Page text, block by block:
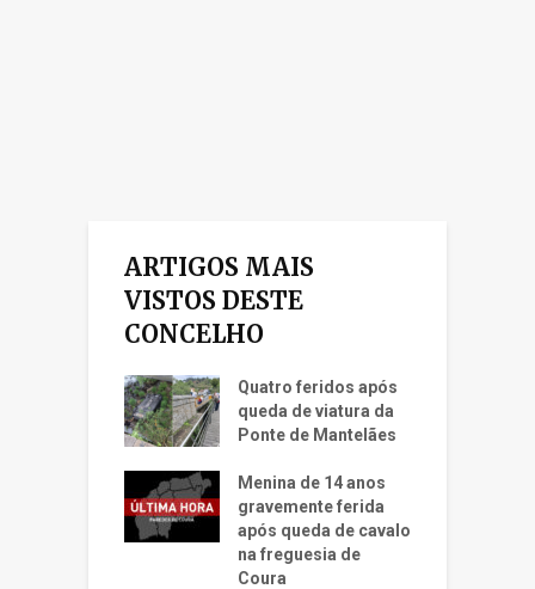
ARTIGOS MAIS
VISTOS DESTE
CONCELHO
Quatro feridos após
queda de viatura da
Ponte de Mantelães
Menina de 14 anos
gravemente ferida
após queda de cavalo
na freguesia de
Coura